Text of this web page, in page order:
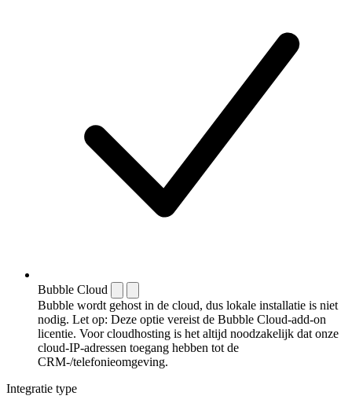
Bubble Cloud
Bubble wordt gehost in de cloud, dus lokale installatie is niet
nodig. Let op: Deze optie vereist de Bubble Cloud-add-on
licentie. Voor cloudhosting is het altijd noodzakelijk dat onze
cloud-IP-adressen toegang hebben tot de
CRM-/telefonieomgeving.
Integratie type